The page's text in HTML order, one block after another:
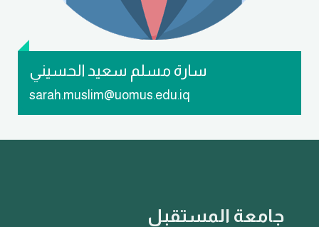
سارة مسلم سعيد الحسيني
sarah.muslim@uomus.edu.iq
جامعة المستقبل